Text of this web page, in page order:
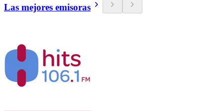
Las mejores emisoras